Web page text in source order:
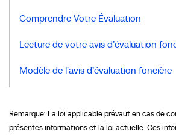
Comprendre Votre Évaluation
Lecture de votre avis d’évaluation
Modèle de l'avis d’évaluation foncière
Remarque: La loi applicable prévaut en cas de
présentes informations et la loi actuelle. Ces